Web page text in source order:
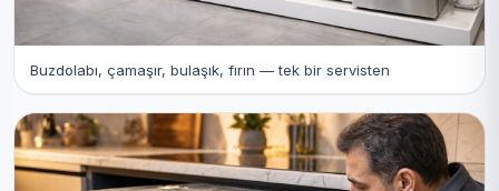
Buzdolabı, çamaşır, bulaşık, fırın — tek bir servisten